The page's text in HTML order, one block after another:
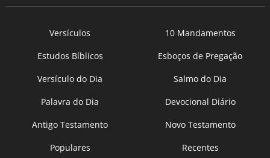
Versículos
10 Mandamentos
Estudos Bíblicos
Esboços de Pregação
Versículo do Dia
Salmo do Dia
Palavra do Dia
Devocional Diário
Antigo Testamento
Novo Testamento
Populares
Recentes